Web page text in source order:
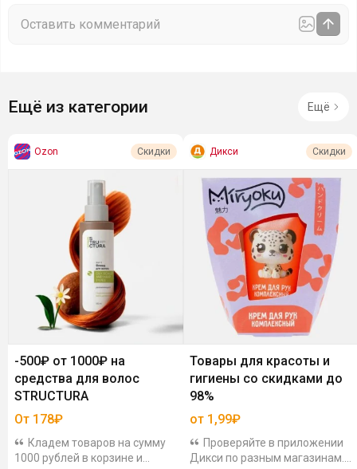
Ещё из категории Ещё
Ozon Скидки
-500₽ от 1000₽ на
средства для волос
STRUCTURA
От 178₽
Кладем товаров на сумму
1000 рублей в корзине и
Дикси Скидки
Товары для красоты и
гигиены со скидками до
98%
от 1,99₽
Проверяйте в приложении
Дикси по разным магазинам.